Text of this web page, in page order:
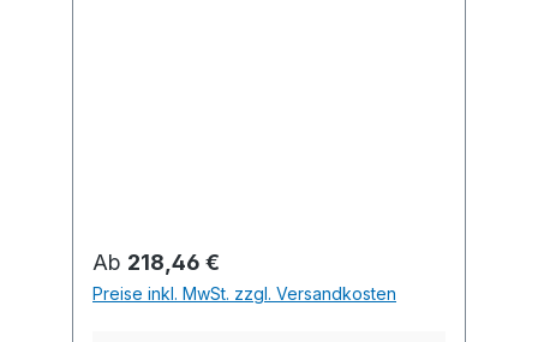
Regulärer Preis:
Ab 218,46 €
Preise inkl. MwSt. zzgl. Versandkosten